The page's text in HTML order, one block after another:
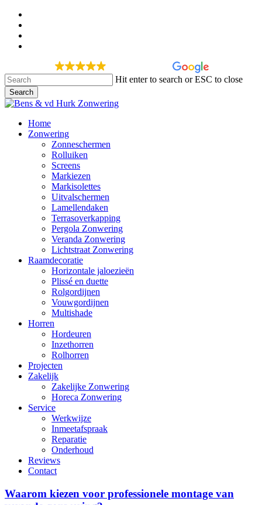
Skip
main
content
Hit enter to search or ESC to close
Search
Close
Menu
Home
Zonwering
Zonneschermen
Rolluiken
Screens
Markiezen
Markisolettes
Uitvalschermen
Lamellendaken
Terrasoverkapping
Pergola Zonwering
Veranda Zonwering
Lichtstraat Zonwering
Raamdecoratie
Horizontale jaloezieën
Plissé en duette
Rolgordijnen
Vouwgordijnen
Multishade
Horren
Hordeuren
Inzethorren
Rolhorren
Projecten
Zakelijk
Zakelijke Zonwering
Horeca Zonwering
Service
Werkwijze
Inmeetafspraak
Reparatie
Onderhoud
Reviews
Contact
Waarom
Waarom kiezen voor professionele montage van